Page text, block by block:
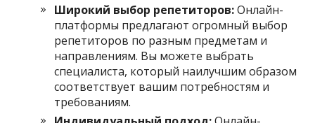
Широкий выбор репетиторов:Онлайн-
платформы предлагают огромный выбор
репетиторов по разным предметам и
направлениям. Вы можете выбрать
специалиста, который наилучшим образом
соответствует вашим потребностям и
требованиям.